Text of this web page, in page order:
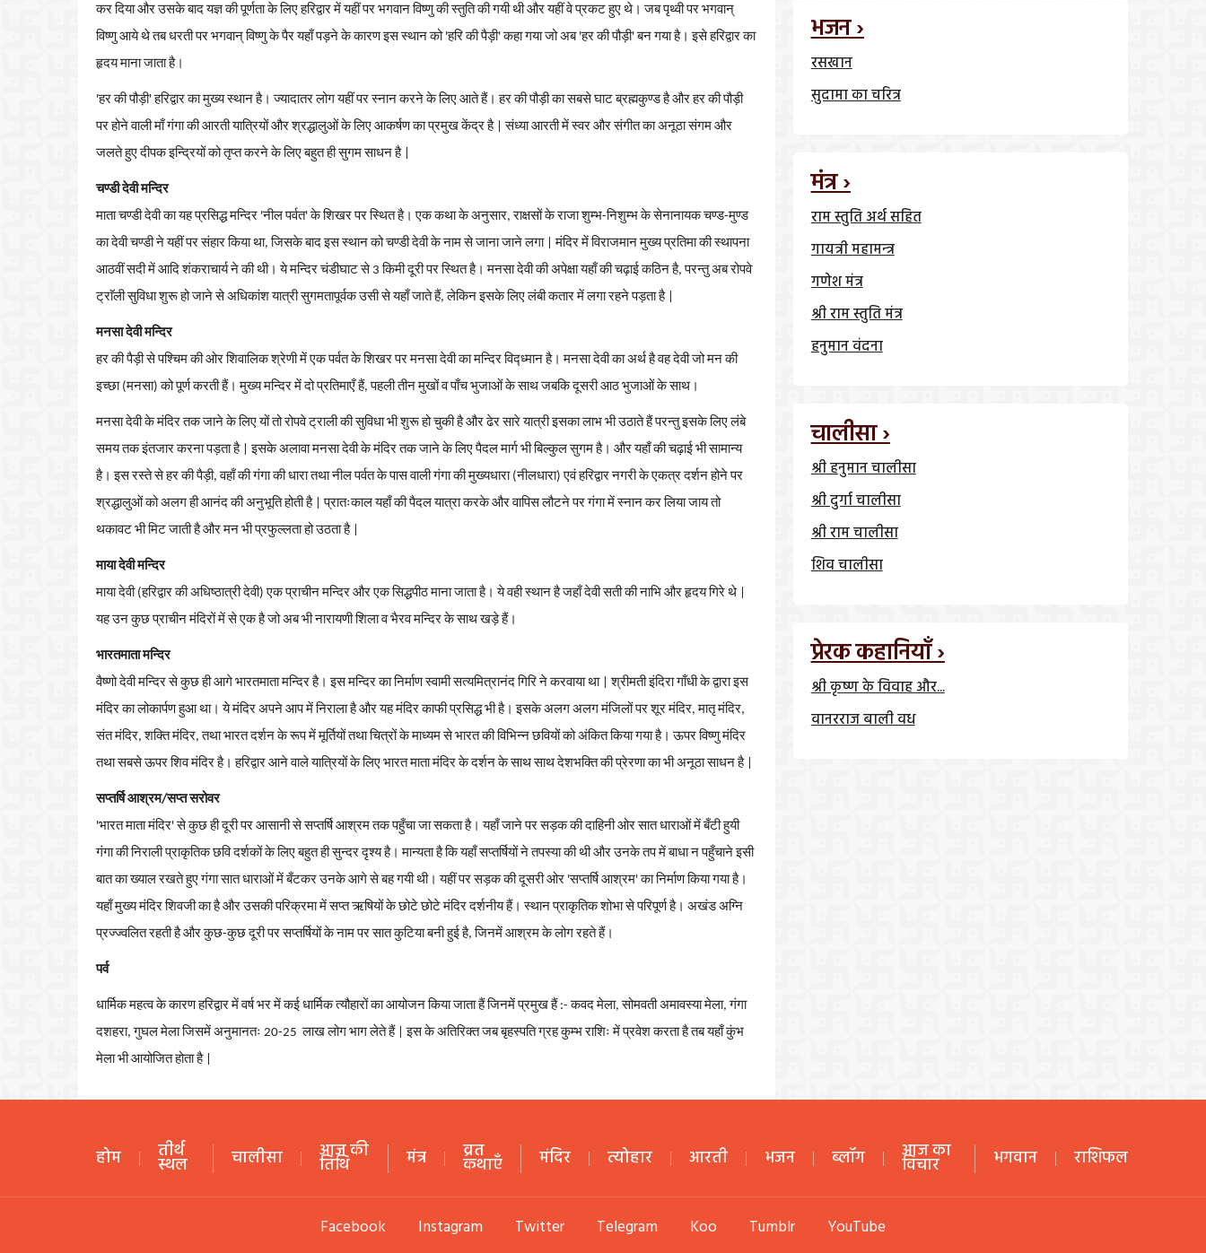
कर दिया और उसके बाद यज्ञ की पूर्णता के लिए हरिद्वार में यहीं पर भगवान विष्णु की स्तुति की गयी थी और यहीं वे प्रकट हुए थे। जब पृथ्वी पर भगवान्
विष्णु आये थे तब धरती पर भगवान् विष्णु के पैर यहाँ पड़ने के कारण इस स्थान को'हरि की पैड़ी'कहा गया जो अब'हर की पौड़ी'बन गया है। इसे हरिद्वार का
हृदय माना जाता है।
'हर की पौड़ी'हरिद्वार का मुख्य स्थान है। ज्यादातर लोग यहीं पर स्नान करने के लिए आते हैं। हर की पौड़ी का सबसे घाट ब्रह्मकुण्ड है और हर की पौड़ी
पर होने वाली माँ गंगा की आरती यात्रियों और श्रद्धालुओं के लिए आकर्षण का प्रमुख केंद्र है|संध्या आरती में स्वर और संगीत का अनूठा संगम और
जलते हुए दीपक इन्द्रियों को तृप्त करने के लिए बहुत ही सुगम साधन है|
चण्डी देवी मन्दिर
माता चण्डी देवी का यह प्रसिद्ध मन्दिर 'नील पर्वत'के शिखर पर स्थित है। एक कथा के अनुसार,राक्षसों के राजा शुम्भ-निशुम्भ के सेनानायक चण्ड-मुण्ड
का देवी चण्डी ने यहीं पर संहार किया था,जिसके बाद इस स्थान को चण्डी देवी के नाम से जाना जाने लगा|मंदिर में विराजमान मुख्य प्रतिमा की स्थापना
आठवीं सदी में आदि शंकराचार्य ने की थी। ये मन्दिर चंडीघाट से3किमी दूरी पर स्थित है। मनसा देवी की अपेक्षा यहाँ की चढ़ाई कठिन है,परन्तु अब रोपवे
ट्राॅली सुविधा शुरू हो जाने से अधिकांश यात्री सुगमतापूर्वक उसी से यहाँ जाते हैं,लेकिन इसके लिए लंबी कतार में लगा रहने पड़ता है|
मनसा देवी मन्दिर
हर की पैड़ी से पश्चिम की ओर शिवालिक श्रेणी में एक पर्वत के शिखर पर मनसा देवी का मन्दिर विद्ध्मान है। मनसा देवी का अर्थ है वह देवी जो मन की
इच्छा(मनसा)को पूर्ण करती हैं। मुख्य मन्दिर में दो प्रतिमाएँ हैं,पहली तीन मुखों व पाँच भुजाओं के साथ जबकि दूसरी आठ भुजाओं के साथ।
मनसा देवी के मंदिर तक जाने के लिए यों तो रोपवे ट्राली की सुविधा भी शुरू हो चुकी है और ढेर सारे यात्री इसका लाभ भी उठाते हैं परन्तु इसके लिए लंबे
समय तक इंतजार करना पड़ता है|इसके अलावा मनसा देवी के मंदिर तक जाने के लिए पैदल मार्ग भी बिल्कुल सुगम है। और यहाँ की चढ़ाई भी सामान्य
है। इस रस्ते से हर की पैड़ी,वहाँ की गंगा की धारा तथा नील पर्वत के पास वाली गंगा की मुख्यधारा(नीलधारा)एवं हरिद्वार नगरी के एकत्र दर्शन होने पर
श्रद्धालुओं को अलग ही आनंद की अनुभूति होती है|प्रातःकाल यहाँ की पैदल यात्रा करके और वापिस लौटने पर गंगा में स्नान कर लिया जाय तो
थकावट भी मिट जाती है और मन भी प्रफुल्लता हो उठता है|
माया देवी मन्दिर
माया देवी(हरिद्वार की अधिष्ठात्री देवी)एक प्राचीन मन्दिर और एक सिद्धपीठ माना जाता है। ये वही स्थान है जहाँ देवी सती की नाभि और हृदय गिरे थे
यह उन कुछ प्राचीन मंदिरों में से एक है जो अब भी नारायणी शिला व भैरव मन्दिर के साथ खड़े हैं।
भारतमाता मन्दिर
वैष्णो देवी मन्दिर से कुछ ही आगे भारतमाता मन्दिर है। इस मन्दिर का निर्माण स्वामी सत्यमित्रानंद गिरि ने करवाया था|श्रीमती इंदिरा गाँधी के द्वारा इस
मंदिर का लोकार्पण हुआ था। ये मंदिर अपने आप में निराला है और यह मंदिर काफी प्रसिद्ध भी है। इसके अलग अलग मंजिलों पर शूर मंदिर,मातृ मंदिर,
संत मंदिर,शक्ति मंदिर,तथा भारत दर्शन के रूप में मूर्तियों तथा चित्रों के माध्यम से भारत की विभिन्न छवियों को अंकित किया गया है। ऊपर विष्णु मंदिर
तथा सबसे ऊपर शिव मंदिर है। हरिद्वार आने वाले यात्रियों के लिए भारत माता मंदिर के दर्शन के साथ साथ देशभक्ति की प्रेरणा का भी अनूठा साधन है|
सप्तर्षि आश्रम/सप्त सरोवर
'भारत माता मंदिर'से कुछ ही दूरी पर आसानी से सप्तर्षि आश्रम तक पहुँचा जा सकता है। यहाँ जाने पर सड़क की दाहिनी ओर सात धाराओं में बँटी हुयी
गंगा की निराली प्राकृतिक छवि दर्शकों के लिए बहुत ही सुन्दर दृश्य है। मान्यता है कि यहाँ सप्तर्षियों ने तपस्या की थी और उनके तप में बाधा न पहुँचाने इसी
बात का ख्याल रखते हुए गंगा सात धाराओं में बँटकर उनके आगे से बह गयी थी। यहीं पर सड़क की दूसरी ओर 'सप्तर्षि आश्रम'का निर्माण किया गया है।
यहाँ मुख्य मंदिर शिवजी का है और उसकी परिक्रमा में सप्त ऋषियों के छोटे छोटे मंदिर दर्शनीय हैं। स्थान प्राकृतिक शोभा से परिपूर्ण है। अखंड अग्नि
प्रज्ज्वलित रहती है और कुछ-कुछ दूरी पर सप्तर्षियों के नाम पर सात कुटिया बनी हुई है,जिनमें आश्रम के लोग रहते हैं।
पर्व
धार्मिक महत्व के कारण हरिद्वार में वर्ष भर में कई धार्मिक त्यौहारों का आयोजन किया जाता हैं जिनमें प्रमुख हैं:-कवद मेला,सोमवती अमावस्या मेला,गंगा
दशहरा,गुघल मेला जिसमें अनुमानतः 20-25लाख लोग भाग लेते हैं|इस के अतिरिक्त जब बृहस्पति ग्रह कुम्भ राशिः में प्रवेश करता है तब यहाँ कुंभ
मेला भी आयोजित होता है|
भजन ›
रसखान
सुदामा का चरित्र
मंत्र ›
राम स्तुति अर्थ सहित
गायत्री महामन्त्र
गणेश मंत्र
श्री राम स्तुति मंत्र
हनुमान वंदना
चालीसा ›
श्री हनुमान चालीसा
श्री दुर्गा चालीसा
श्री राम चालीसा
शिव चालीसा
प्रेरक कहानियाँ ›
श्री कृष्ण के विवाह और...
वानरराज बाली वध
होम तीर्थ
स्थल चालीसा आज की
तिथि मंत्र व्रत
कथाएँ मंदिर त्योहार आरती भजन ब्लॉग आज का
विचार भगवान राशिफल
Facebook Instagram Twitter Telegram Koo Tumblr YouTube